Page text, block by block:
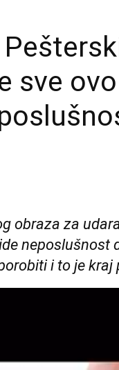
sve
obraza za
neposlušnost
i to je kraj